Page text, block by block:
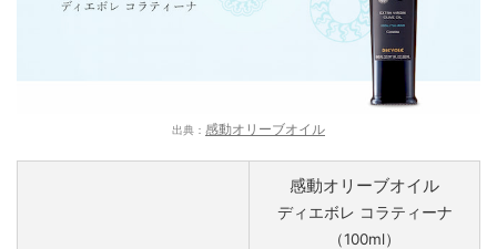
出典： 感動オリーブオイル
感動オリーブオイル
ディエボレ コラティーナ
（100ml）